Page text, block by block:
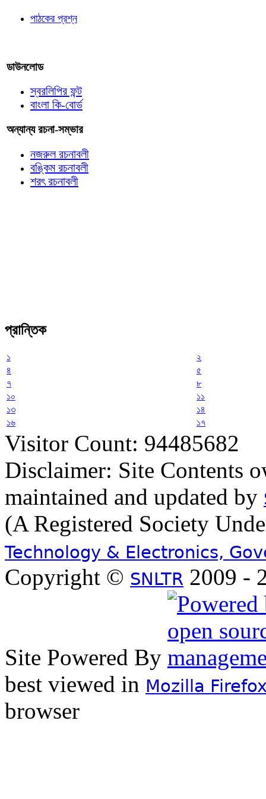
পাঠকের প্রশ্ন
ডাউনলোড
স্বরলিপির ফন্ট
বাংলা কি-বোর্ড
অন্যান্য রচনা-সম্ভার
নজরুল রচনাবলী
বঙ্কিম রচনাবলী
শরৎ রচনাবলী
প্রান্তিক
১
২
৪
৫
৭
৮
১০
১১
১৩
১৪
১৬
১৭
Visitor Count: 94485682
Disclaimer: Site Contents
maintained and updated by
(A Registered Society
Technology & Electronics,
Copyright © SNLTR 2009 -
Site Powered By
best viewed in Mozilla
browser